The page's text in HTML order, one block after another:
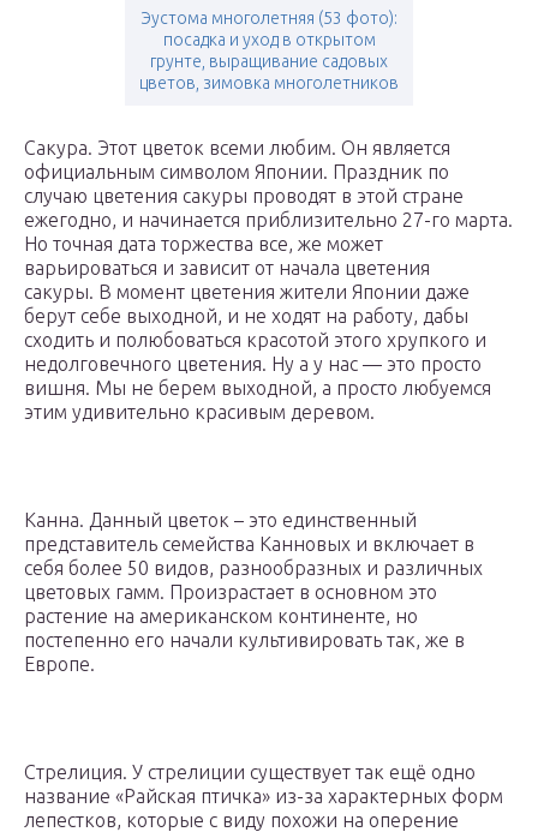
Эустома многолетняя (53 фото):
посадка и уход в открытом
грунте, выращивание садовых
цветов, зимовка многолетников
Сакура. Этот цветок всеми любим. Он является
официальным символом Японии. Праздник по
случаю цветения сакуры проводят в этой стране
ежегодно, и начинается приблизительно 27-го марта.
Но точная дата торжества все, же может
варьироваться и зависит от начала цветения
сакуры. В момент цветения жители Японии даже
берут себе выходной, и не ходят на работу, дабы
сходить и полюбоваться красотой этого хрупкого и
недолговечного цветения. Ну а у нас — это просто
вишня. Мы не берем выходной, а просто любуемся
этим удивительно красивым деревом.
Канна. Данный цветок – это единственный
представитель семейства Канновых и включает в
себя более 50 видов, разнообразных и различных
цветовых гамм. Произрастает в основном это
растение на американском континенте, но
постепенно его начали культивировать так, же в
Европе.
Стрелиция. У стрелиции существует так ещё одно
название «Райская птичка» из-за характерных форм
лепестков, которые с виду похожи на оперение